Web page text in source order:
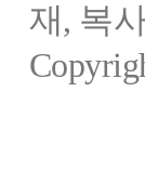
재, 복